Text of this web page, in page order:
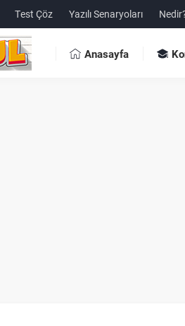
Test Çöz Yazılı Senaryoları
Anasayfa